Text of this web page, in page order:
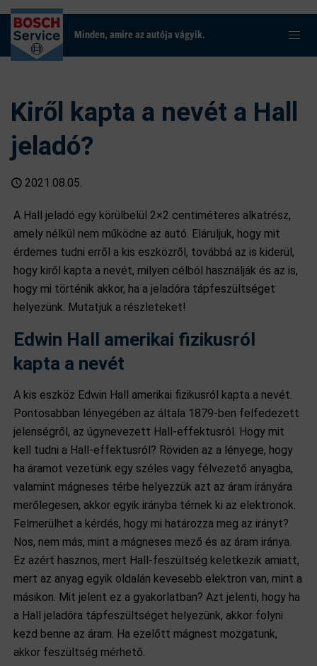
Minden, amire az autója vágyik.
Kiről kapta a nevét a Hall
jeladó?
2021.08.05.
A Hall jeladó egy körülbelül 2×2 centiméteres alkatrész,
amely nélkül nem működne az autó. Eláruljuk, hogy mit
érdemes tudni erről a kis eszközről, továbbá az is kiderül,
hogy kiről kapta a nevét, milyen célból használják és az is,
hogy mi történik akkor, ha a jeladóra tápfeszültséget
helyezünk. Mutatjuk a részleteket!
Edwin Hall amerikai fizikusról
kapta a nevét
A kis eszköz Edwin Hall amerikai fizikusról kapta a nevét.
Pontosabban lényegében az általa 1879-ben felfedezett
jelenségről, az úgynevezett Hall-effektusról. Hogy mit
kell tudni a Hall-effektusról? Röviden az a lényege, hogy
ha áramot vezetünk egy széles vagy félvezető anyagba,
valamint mágneses térbe helyezzük azt az áram irányára
merőlegesen, akkor egyik irányba térnek ki az elektronok.
Felmerülhet a kérdés, hogy mi határozza meg az irányt?
Nos, nem más, mint a mágneses mező és az áram iránya.
Ez azért hasznos, mert Hall-feszültség keletkezik amiatt,
mert az anyag egyik oldalán kevesebb elektron van, mint a
másikon. Mit jelent ez a gyakorlatban? Azt jelenti, hogy ha
a Hall jeladóra tápfeszültséget helyezünk, akkor folyni
kezd benne az áram. Ha ezelőtt mágnest mozgatunk,
akkor feszültség mérhető.